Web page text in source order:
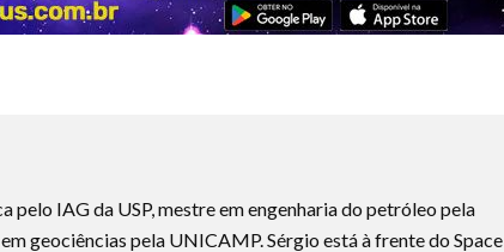
pelo IAG da USP, mestre em engenharia do petróleo pela
geociências pela UNICAMP. Sérgio está à frente do Space